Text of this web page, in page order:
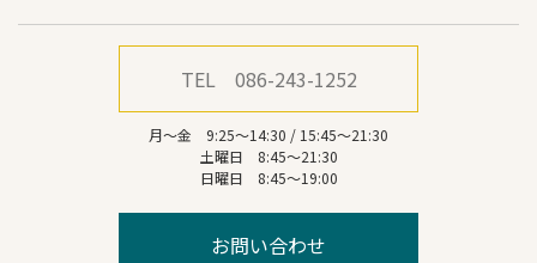
TEL 086-243-1252
月～金 9:25～14:30 / 15:45～21:30
土曜日 8:45～21:30
日曜日 8:45～19:00
お問い合わせ